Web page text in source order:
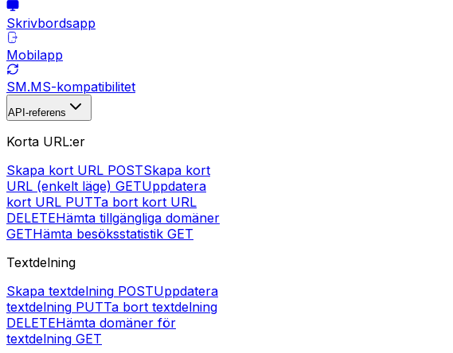
Skrivbordsapp
Mobilapp
SM.MS-kompatibilitet
API-referens
Korta URL:er
Skapa kort URL POSTSkapa kort
URL (enkelt läge) GETUppdatera
kort URL PUTTa bort kort URL
DELETEHämta tillgängliga domäner
GETHämta besöksstatistik GET
Textdelning
Skapa textdelning POSTUppdatera
textdelning PUTTa bort textdelning
DELETEHämta domäner för
textdelning GET